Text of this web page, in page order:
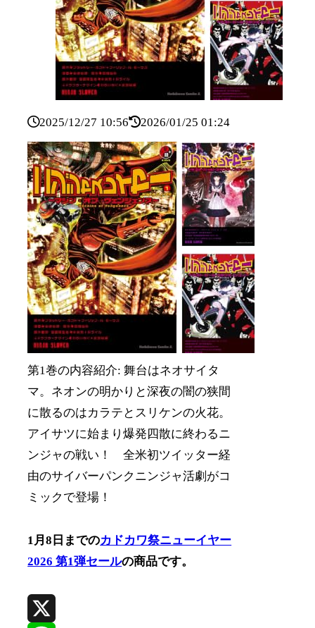
2025/12/27 10:56 2026/01/25 01:24
第1巻の内容紹介: 舞台はネオサイタ
マ。ネオンの明かりと深夜の闇の狭間
に散るのはカラテとスリケンの火花。
アイサツに始まり爆発四散に終わるニ
ンジャの戦い！ 全米初ツイッター経
由のサイバーパンクニンジャ活劇がコ
ミックで登場！
1月8日までのカドカワ祭ニューイヤー
2026 第1弾セールの商品です。